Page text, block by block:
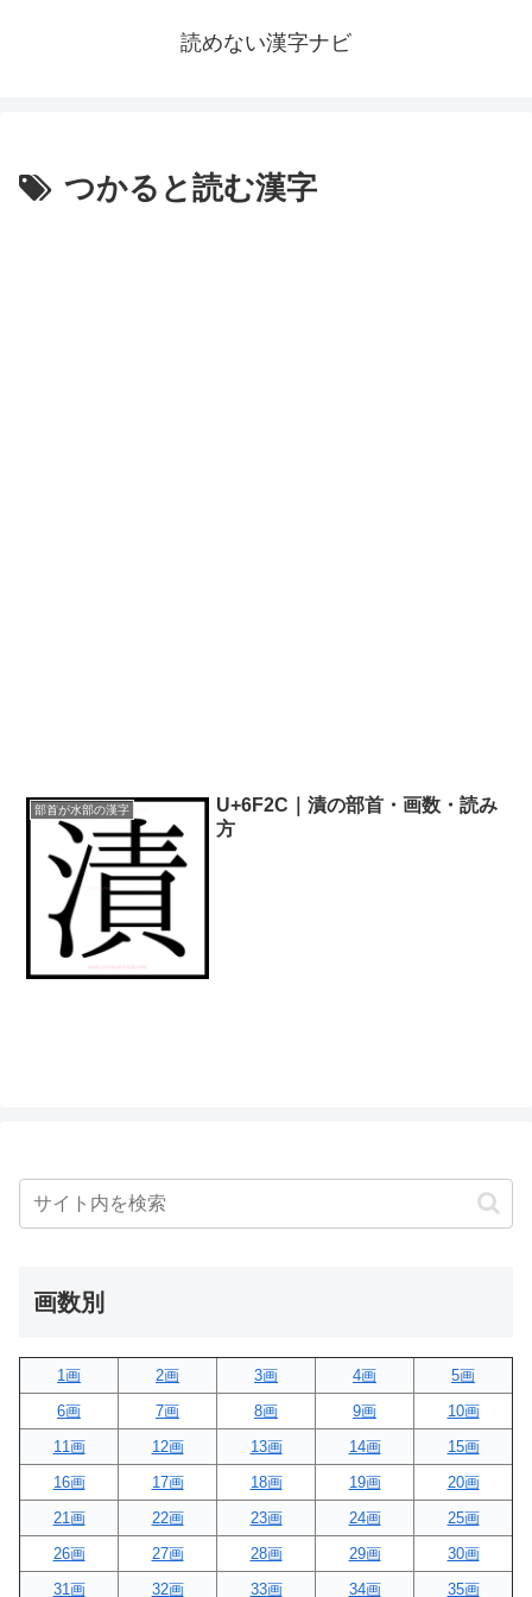
読めない漢字ナビ
つかると読む漢字
部首が水部の漢字
U+6F2C｜漬の部首・画数・読み
方
画数別
1画 2画 3画 4画
5画
6画
7画 8画 9画
10画
11画
12画 13画 14画
15画
16画
17画 18画 19画
20画
21画
22画 23画 24画
25画
26画
27画 28画 29画
30画
31画
32画 33画 34画 35画